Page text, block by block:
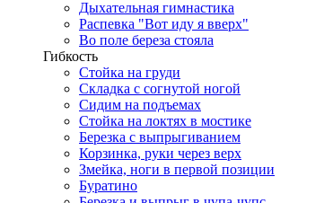
Дыхательная гимнастика
Распевка "Вот иду я вверх"
Во поле береза стояла
Гибкость
Стойка на груди
Складка с согнутой ногой
Сидим на подъемах
Стойка на локтях в мостике
Березка с выпрыгиванием
Корзинка, руки через верх
Змейка, ноги в первой позиции
Буратино